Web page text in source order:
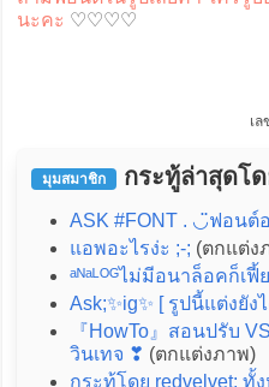
นะคะ ♡♡♡♡
เ
มุมสมาชิก กระทู้ล่าสุดโ
ASK #FONT . ◡̈ฟอนต์อ
แอพอะไรง่ะ ;-; (ตกแต่ง
ᵃᴺᵃᴸᴼᴳไม่มีอนาล็อคก็เฟี้
Ask;✨ig✨ [ รูปนี้แต่งยังไ
『HowTo』สอนปรับ
วินเทจ ❣ (ตกแต่งภาพ)
กระทู้โดย redvelvet; ทั้